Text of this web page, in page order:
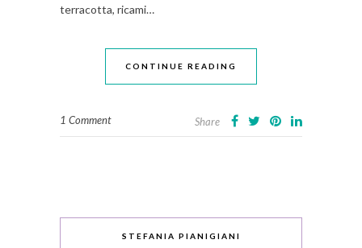
terracotta, ricami…
CONTINUE READING
1 Comment Share
STEFANIA PIANIGIANI